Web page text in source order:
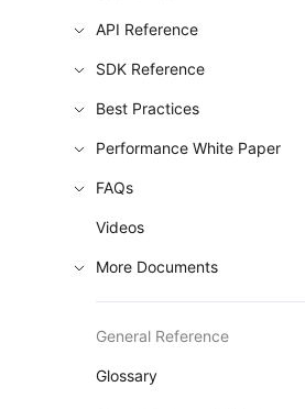
API Reference
SDK Reference
Best Practices
Performance White Paper
FAQs
Videos
More Documents
General Reference
Glossary